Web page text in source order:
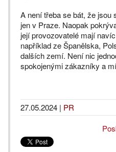
A není třeba se bát, že jsou
jen v Praze. Naopak
její provozovatelé mají
například ze Španělska,
dalších zemí. Není nic
spokojenými zákazníky a
27.05.2024 | PR